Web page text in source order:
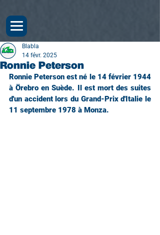
Ronnie Peterson
Blabla
14 févr. 2025
Ronnie Peterson est né le 14 février 1944
à Örebro en Suède. Il est mort des suites
d'un accident lors du Grand-Prix d'Italie le
11 septembre 1978 à Monza.